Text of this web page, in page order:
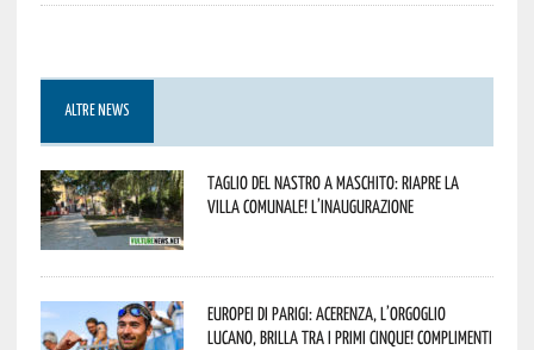
ALTRE NEWS
Taglio del nastro a Maschito: riapre la
Villa Comunale! L’inaugurazione
Europei di Parigi: Acerenza, l’orgoglio
lucano, brilla tra i primi cinque! Complimenti